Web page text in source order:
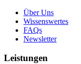
Über Uns
Wissenswertes
FAQs
Newsletter
Leistungen